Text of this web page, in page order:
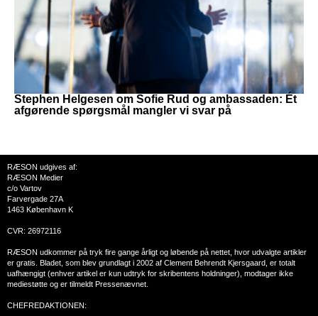
Stephen Helgesen om Sofie Rud og ambassaden: Ét
afgørende spørgsmål mangler vi svar på
RÆSON udgives af:
RÆSON Medier
c/o Vartov
Farvergade 27A
1463 København K
CVR: 26972116
RÆSON udkommer på tryk fire gange årligt og løbende på nettet, hvor udvalgte artikler
er gratis. Bladet, som blev grundlagt i 2002 af Clement Behrendt Kjersgaard, er totalt
uafhængigt (enhver artikel er kun udtryk for skribentens holdninger), modtager ikke
mediestøtte og er tilmeldt Pressenævnet.
CHEFREDAKTIONEN: